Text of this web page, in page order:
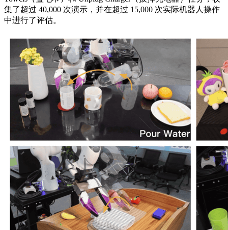
集了超过 40,000 次演示，并在超过 15,000 次实际机器人操作
中进行了评估。